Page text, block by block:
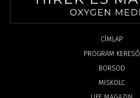
CÍMLAP
PROGRAM KERESŐ
BORSOD
MISKOLC